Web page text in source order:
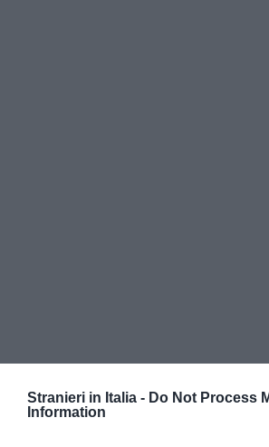
Stranieri in Italia - Do Not Process
Information
Su un migliaio di cittadini